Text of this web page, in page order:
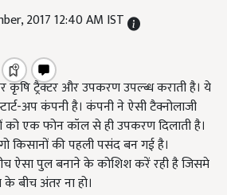
2017 12:40 AM IST
कृषि ट्रैक्टर और उपकरण उपल्ब्ध कराती है। ये
अप कंपनी है। कंपनी ने ऐसी टैक्नोलाजी
को एक फोन कॉल से ही उपकरण दिलाती है।
किसानों की पहली पसंद बन गई है।
ऐसा पुल बनाने के कोशिश करें रही है जिसमे
बीच अंतर ना हो।